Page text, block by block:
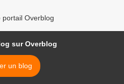
portail Overblog
sur Overblog
un blog